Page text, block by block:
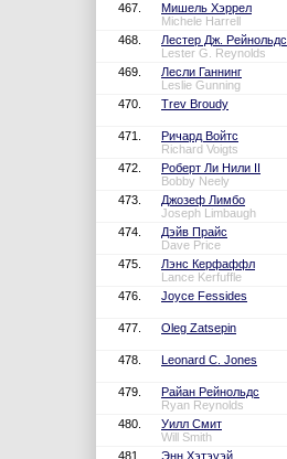
467.
Мишель Хэррел
Michele Harrell
468.
Лестер Дж. Рейнольдс
Lester G. Reynolds
469.
Лесли Ганнинг
Leslie Gunning
470.
Trev Broudy
471.
Ричард Войтс
Richard Voigts
472.
Роберт Ли Нили II
Bobby Neely
473.
Джозеф Лимбо
Joseph Limbaugh
474.
Дэйв Прайс
Dave Price
475.
Лэнс Керфаффл
Lance Kerfuffle
476.
Joyce Fessides
477. Oleg Zatsepin
478. Leonard C. Jones
479.
Райан Рейнольдс
Ryan Reynolds
480.
Уилл Смит
Will Smith
481.
Энн Хэтэуэй